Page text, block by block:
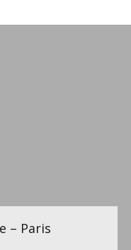
– Paris